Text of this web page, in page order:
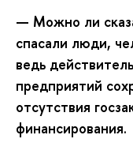
— Можно ли
спасали люди,
ведь
предприятий
отсутствия
финансирования.